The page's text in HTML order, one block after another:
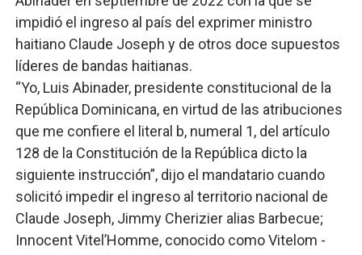
impidió el ingreso al país del exprimer ministro
haitiano Claude Joseph y de otros doce supuestos
líderes de bandas haitianas.
“Yo, Luis Abinader, presidente constitucional de la
República Dominicana, en virtud de las atribuciones
que me confiere el literal b, numeral 1, del artículo
128 de la Constitución de la República dicto la
siguiente instrucción”, dijo el mandatario cuando
solicitó impedir el ingreso al territorio nacional de
Claude Joseph, Jimmy Cherizier alias Barbecue;
Innocent Vitel’Homme, conocido como Vitelom -